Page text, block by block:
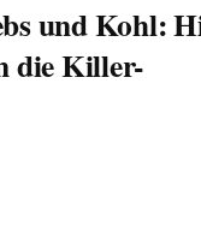
und Kohl:
die Killer-